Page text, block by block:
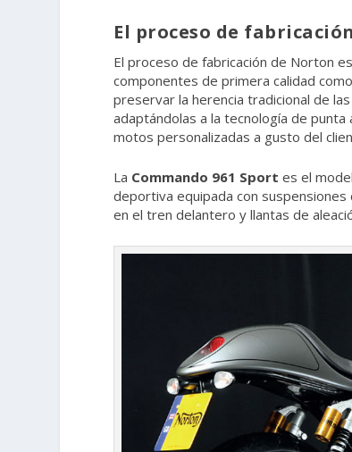
El proceso de
El proceso de fabricación de Norton
componentes de primera calidad
preservar la herencia tradicional de
adaptándolas a la tecnología de
motos personalizadas a gusto del
La Commando 961 Sport es el
deportiva equipada con
en el tren delantero y llantas de